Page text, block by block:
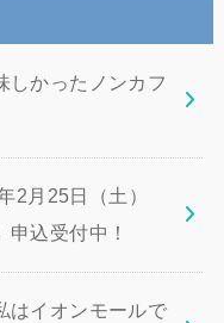
しかったノンカフ
2月25日（土）
申込受付中！
はイオンモールで